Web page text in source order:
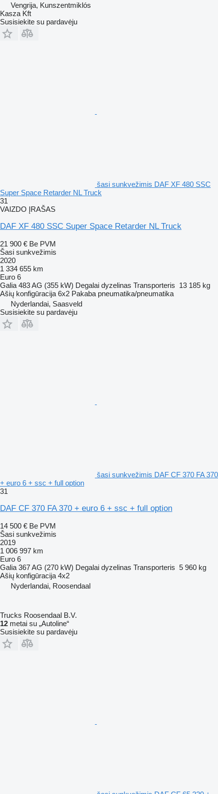
Vengrija, Kunszentmiklós
Kasza Kft
Susisiekite su pardavėju
šasi sunkvežimis DAF XF 480 SSC
Super Space Retarder NL Truck
31
VAIZDO ĮRAŠAS
DAF XF 480 SSC Super Space Retarder NL Truck
21 900 € Be PVM
Šasi sunkvežimis
2020
1 334 655 km
Euro 6
Galia 483 AG (355 kW) Degalai dyzelinas Transporteris 13 185 kg
Ašių konfigūracija 6x2 Pakaba pneumatika/pneumatika
Nyderlandai, Saasveld
Susisiekite su pardavėju
šasi sunkvežimis DAF CF 370 FA 370
+ euro 6 + ssc + full option
31
DAF CF 370 FA 370 + euro 6 + ssc + full option
14 500 € Be PVM
Šasi sunkvežimis
2019
1 006 997 km
Euro 6
Galia 367 AG (270 kW) Degalai dyzelinas Transporteris 5 960 kg
Ašių konfigūracija 4x2
Nyderlandai, Roosendaal
Trucks Roosendaal B.V.
12 metai su „Autoline“
Susisiekite su pardavėju